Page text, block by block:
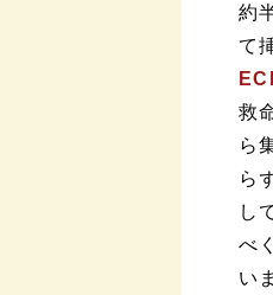
約
て
救
ら
ら
し
べ
い